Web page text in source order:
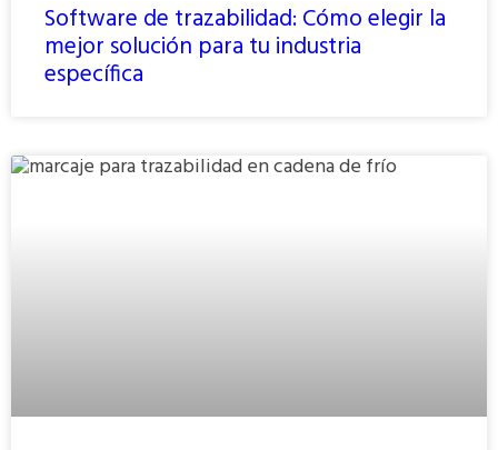
Software de trazabilidad: Cómo elegir la
mejor solución para tu industria
específica